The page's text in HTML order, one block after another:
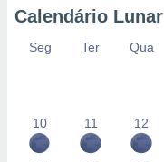
Calendário Lunar
Seg Ter Qua
10 11 12